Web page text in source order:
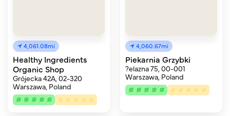
4,061.08mi
Healthy Ingredients
Organic Shop
Grójecka 42A, 02-320
Warszawa, Poland
4,060.67mi
Piekarnia Grzybki
?elazna 75, 00-001
Warszawa, Poland